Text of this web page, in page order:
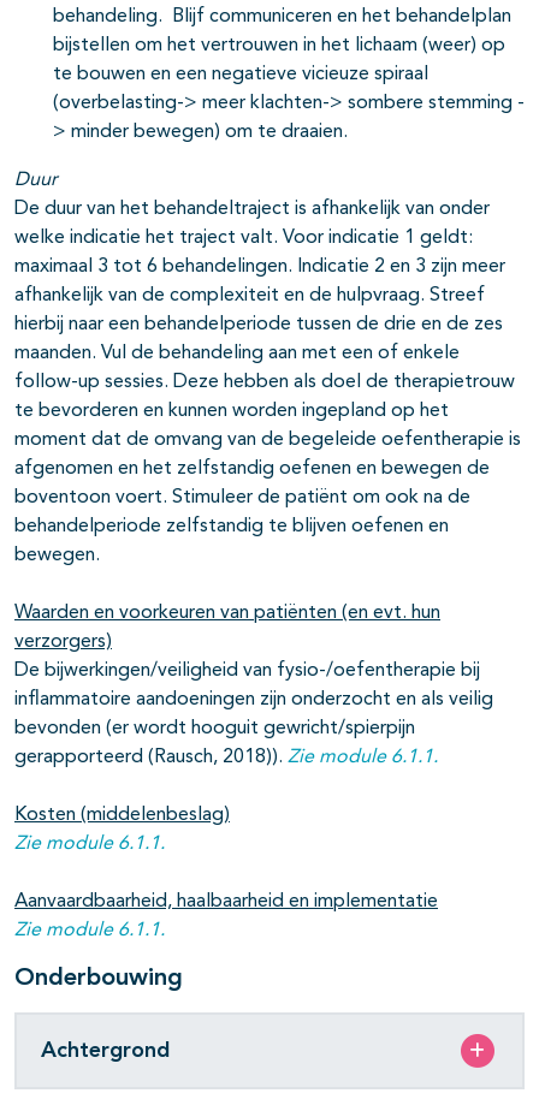
behandeling. Blijf communiceren en het behandelplan
bijstellen om het vertrouwen in het lichaam (weer) op
te bouwen en een negatieve vicieuze spiraal
(overbelasting-> meer klachten-> sombere stemming -
> minder bewegen) om te draaien.
Duur
De duur van het behandeltraject is afhankelijk van onder
welke indicatie het traject valt. Voor indicatie 1 geldt:
maximaal 3 tot 6 behandelingen. Indicatie 2 en 3 zijn meer
afhankelijk van de complexiteit en de hulpvraag. Streef
hierbij naar een behandelperiode tussen de drie en de zes
maanden. Vul de behandeling aan met een of enkele
follow-up sessies. Deze hebben als doel de therapietrouw
te bevorderen en kunnen worden ingepland op het
moment dat de omvang van de begeleide oefentherapie is
afgenomen en het zelfstandig oefenen en bewegen de
boventoon voert. Stimuleer de patiënt om ook na de
behandelperiode zelfstandig te blijven oefenen en
bewegen.
Waarden en voorkeuren van patiënten (en evt. hun
verzorgers)
De bijwerkingen/veiligheid van fysio-/oefentherapie bij
inflammatoire aandoeningen zijn onderzocht en als veilig
bevonden (er wordt hooguit gewricht/spierpijn
gerapporteerd (Rausch, 2018)). Zie module 6.1.1.
Kosten (middelenbeslag)
Zie module 6.1.1.
Aanvaardbaarheid, haalbaarheid en implementatie
Zie module 6.1.1.
Onderbouwing
Achtergrond